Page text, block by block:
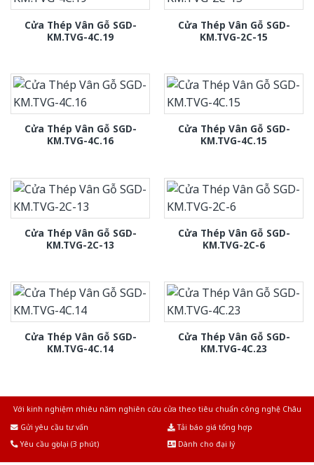
Cửa Thép Vân Gỗ SGD-
KM.TVG-4C.19
Cửa Thép Vân Gỗ SGD-
KM.TVG-2C-15
Cửa Thép Vân Gỗ SGD-
KM.TVG-4C.16
Cửa Thép Vân Gỗ SGD-
KM.TVG-4C.15
Cửa Thép Vân Gỗ SGD-
KM.TVG-2C-13
Cửa Thép Vân Gỗ SGD-
KM.TVG-2C-6
Cửa Thép Vân Gỗ SGD-
KM.TVG-4C.14
Cửa Thép Vân Gỗ SGD-
KM.TVG-4C.23
Với kinh nghiệm nhiêu năm nghiên cứu cửa theo tiêu chuẩn công nghệ Châu
Gửi yêu cầu tư vấn
Tải báo giá tổng hợp
Yêu cầu gọi lại (3 phút)
Dành cho đại lý